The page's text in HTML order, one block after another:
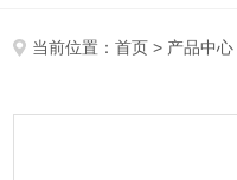
当前位置：首页 > 产品中心